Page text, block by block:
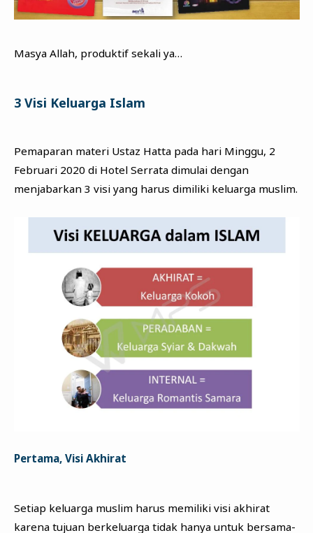
Masya Allah, produktif sekali ya…
3 Visi Keluarga Islam
Pemaparan materi Ustaz Hatta pada hari Minggu, 2
Februari 2020 di Hotel Serrata dimulai dengan
menjabarkan 3 visi yang harus dimiliki keluarga muslim.
Pertama, Visi Akhirat
Setiap keluarga muslim harus memiliki visi akhirat
karena tujuan berkeluarga tidak hanya untuk bersama-